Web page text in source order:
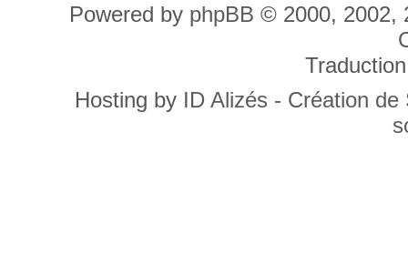
Powered by phpBB © 2000, 2002,
Hosting by ID Alizés - Création